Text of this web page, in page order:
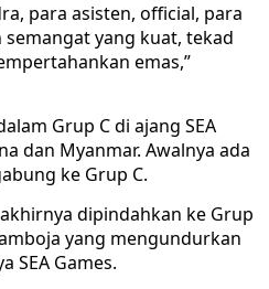
para asisten, official, para
yang kuat, tekad
emas,”
Grup C di ajang SEA
dan Myanmar. Awalnya ada
ke Grup C.
dipindahkan ke Grup
yang mengundurkan
SEA Games.